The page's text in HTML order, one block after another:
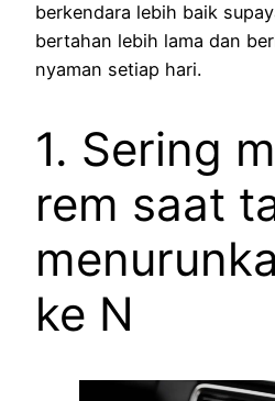
berkendara lebih baik
bertahan lebih lama dan
nyaman setiap hari.
1. Sering
rem saat
ke N